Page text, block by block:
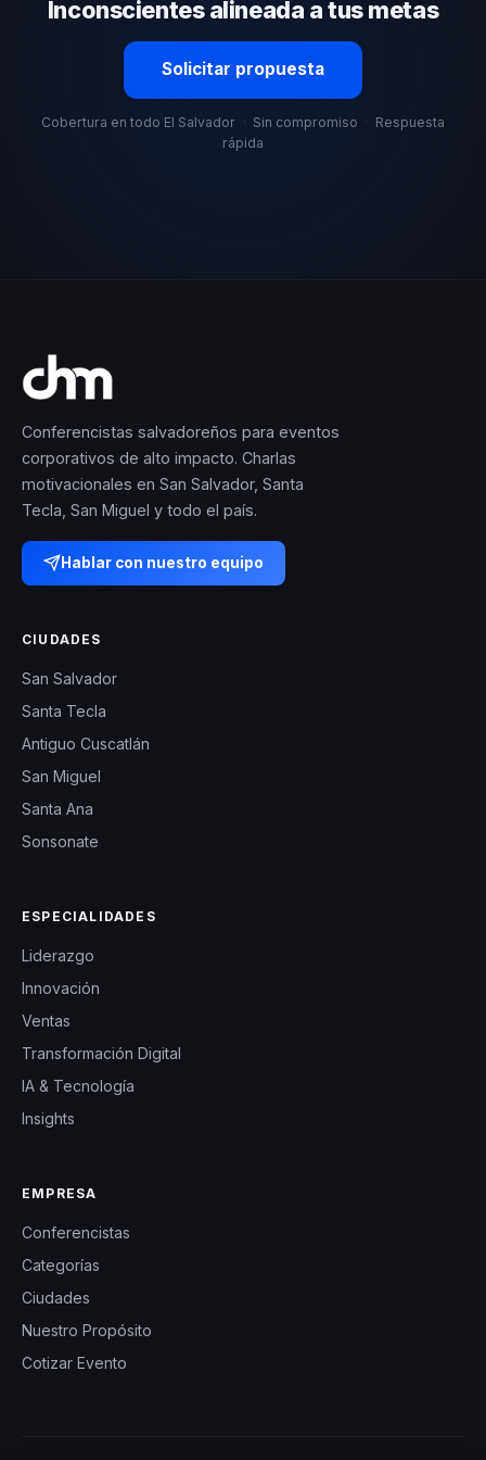
Inconscientes alineada a tus metas
Solicitar propuesta
Cobertura en todo El Salvador · Sin compromiso · Respuesta
rápida
Conferencistas salvadoreños para eventos
corporativos de alto impacto. Charlas
motivacionales en San Salvador, Santa
Tecla, San Miguel y todo el país.
Hablar con nuestro equipo
CIUDADES
San Salvador
Santa Tecla
Antiguo Cuscatlán
San Miguel
Santa Ana
Sonsonate
ESPECIALIDADES
Liderazgo
Innovación
Ventas
Transformación Digital
IA & Tecnología
Insights
EMPRESA
Conferencistas
Categorías
Ciudades
Nuestro Propósito
Cotizar Evento